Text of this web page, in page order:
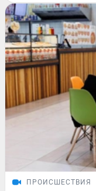
ПРОИСШЕСТВИЯ